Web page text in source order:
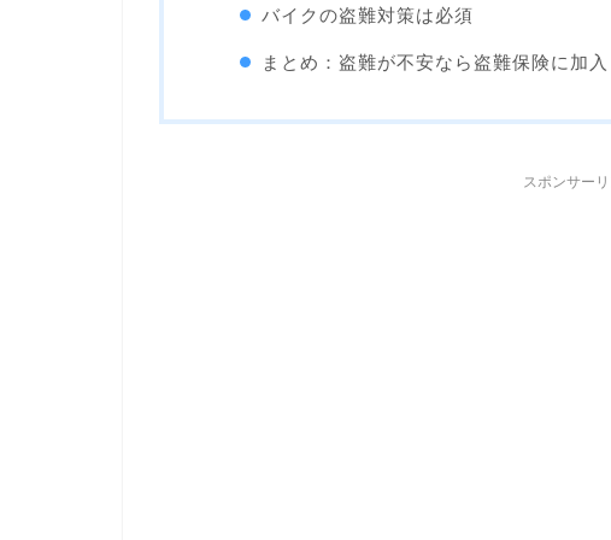
バイクの盗難対策は必須
まとめ：盗難が不安なら盗難保険に加入
スポンサー